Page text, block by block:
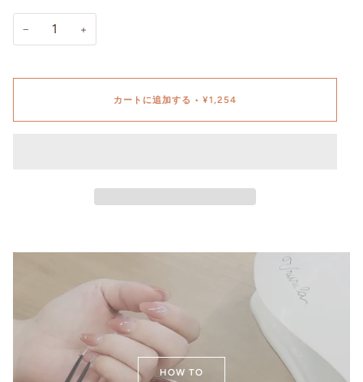
− +
カートに追加する • ¥1,254
HOW TO